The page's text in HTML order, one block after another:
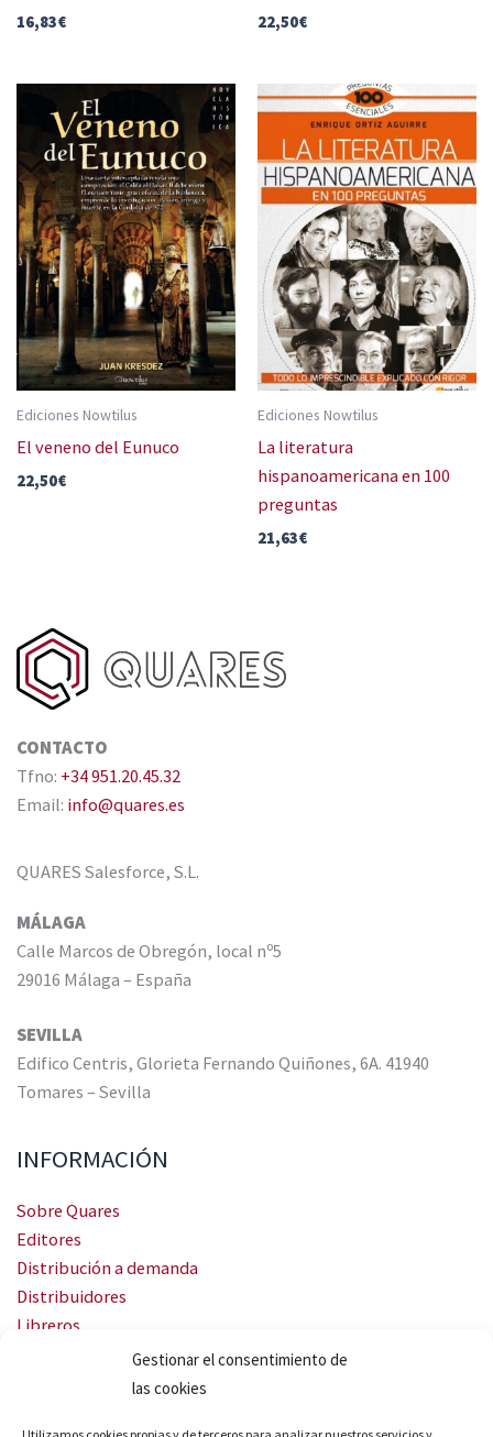
Gestionar el consentimiento de
las cookies
16,83€ 22,50€
Ediciones Nowtilus
El veneno del Eunuco
22,50€
Ediciones Nowtilus
La literatura
hispanoamericana en 100
preguntas
21,63€
CONTACTO
Tfno: +34 951.20.45.32
Email: info@quares.es
QUARES Salesforce, S.L.
MÁLAGA
Calle Marcos de Obregón, local nº5
29016 Málaga – España
SEVILLA
Edifico Centris, Glorieta Fernando Quiñones, 6A. 41940
Tomares – Sevilla
INFORMACIÓN
Sobre Quares
Editores
Distribución a demanda
Distribuidores
Libreros
Servicio Landingweb
Crea tu audiobook